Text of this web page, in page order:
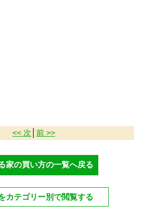
<< 次 前 >>
家の買い方の一覧へ戻る
カテゴリー別で閲覧する